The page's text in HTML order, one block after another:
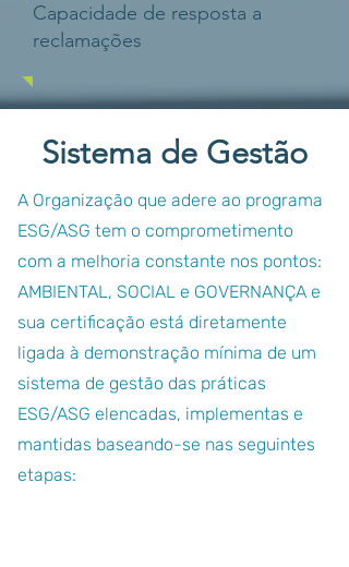
Capacidade de resposta a
reclamações
Sistema de Gestão
A Organização que adere ao programa
ESG/ASG tem o comprometimento
com a melhoria constante nos pontos:
AMBIENTAL, SOCIAL e GOVERNANÇA e
sua certificação está diretamente
ligada à demonstração mínima de um
sistema de gestão das práticas
ESG/ASG elencadas, implementas e
mantidas baseando-se nas seguintes
etapas: